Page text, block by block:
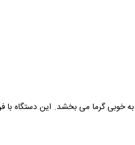
خوبی گرما می بخشد. این دستگاه